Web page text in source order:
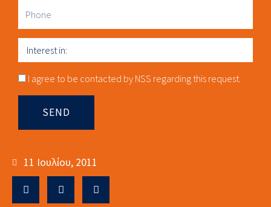
Phone
Interest
in
Consnet
I agree to be contacted by NSS regarding this request.
SEND
11 Ιουλίου, 2011